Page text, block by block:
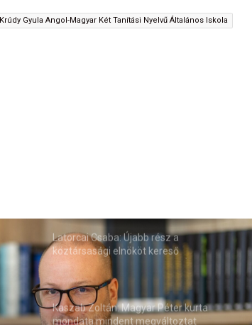
Krúdy Gyula Angol-Magyar Két Tanítási Nyelvű Általános Iskola
Latorcai Csaba: Újabb rész a
köztársasági elnököt kereső
Kaszab Zoltán: Magyar Péter kurta
mondata mindent megváltoztat